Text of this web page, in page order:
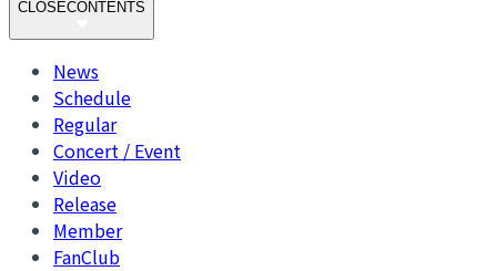
CLOSECONTENTS
News
Schedule
Regular
Concert / Event
Video
Release
Member
FanClub